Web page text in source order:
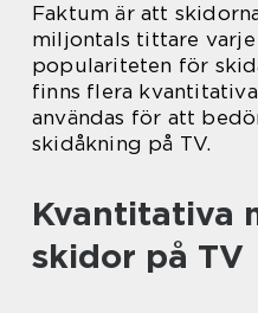
Faktum är att
miljontals tittare varje
populariteten för
finns flera
användas för att
skidåkning på TV.
Kvantitativa
skidor på TV